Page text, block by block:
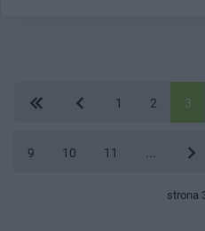
1 2 3
9 10 11
strona